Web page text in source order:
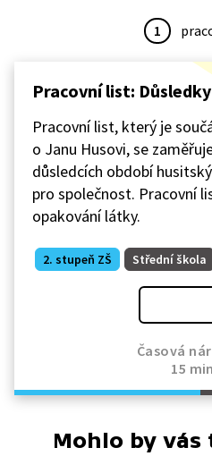
1
Pracovní list:
Pracovní list, který je
o Janu Husovi, se
důsledcích období
pro společnost. Pracovní
opakování látky.
2. stupeň ZŠ Střední škola
Časová
15
Mohlo by